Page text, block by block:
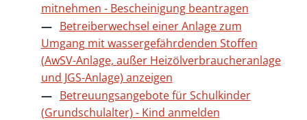
mitnehmen - Bescheinigung beantragen
Betreiberwechsel einer Anlage zum
Umgang mit wassergefährdenden Stoffen
(AwSV-Anlage, außer Heizölverbraucheranlage
und JGS-Anlage) anzeigen
Betreuungsangebote für Schulkinder
(Grundschulalter) - Kind anmelden